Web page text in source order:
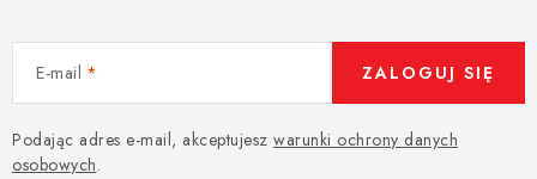
E-mail
Podając adres e-mail, akceptujesz warunki ochrony danych
osobowych.
ZALOGUJ SIĘ